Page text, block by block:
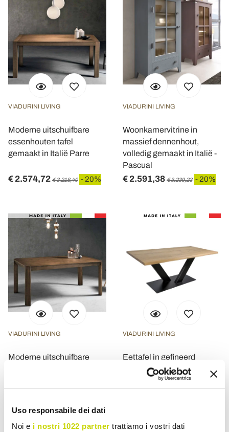
Uso responsabile dei dati
Noi e i nostri 1022 partner trattiamo i vostri dati
VIADURINI LIVING
Moderne uitschuifbare
essenhouten tafel
gemaakt in Italië Parre
€ 2.574,72 € 3.218,40 - 20%
VIADURINI LIVING
Woonkamervitrine in
massief dennenhout,
volledig gemaakt in Italië -
Pascual
€ 2.591,38 € 3.239,23 - 20%
VIADURINI LIVING
Moderne uitschuifbare
VIADURINI LIVING
Eettafel in gefineerd
geplateerd eikenhout en
metaal Made in Italy - Riad